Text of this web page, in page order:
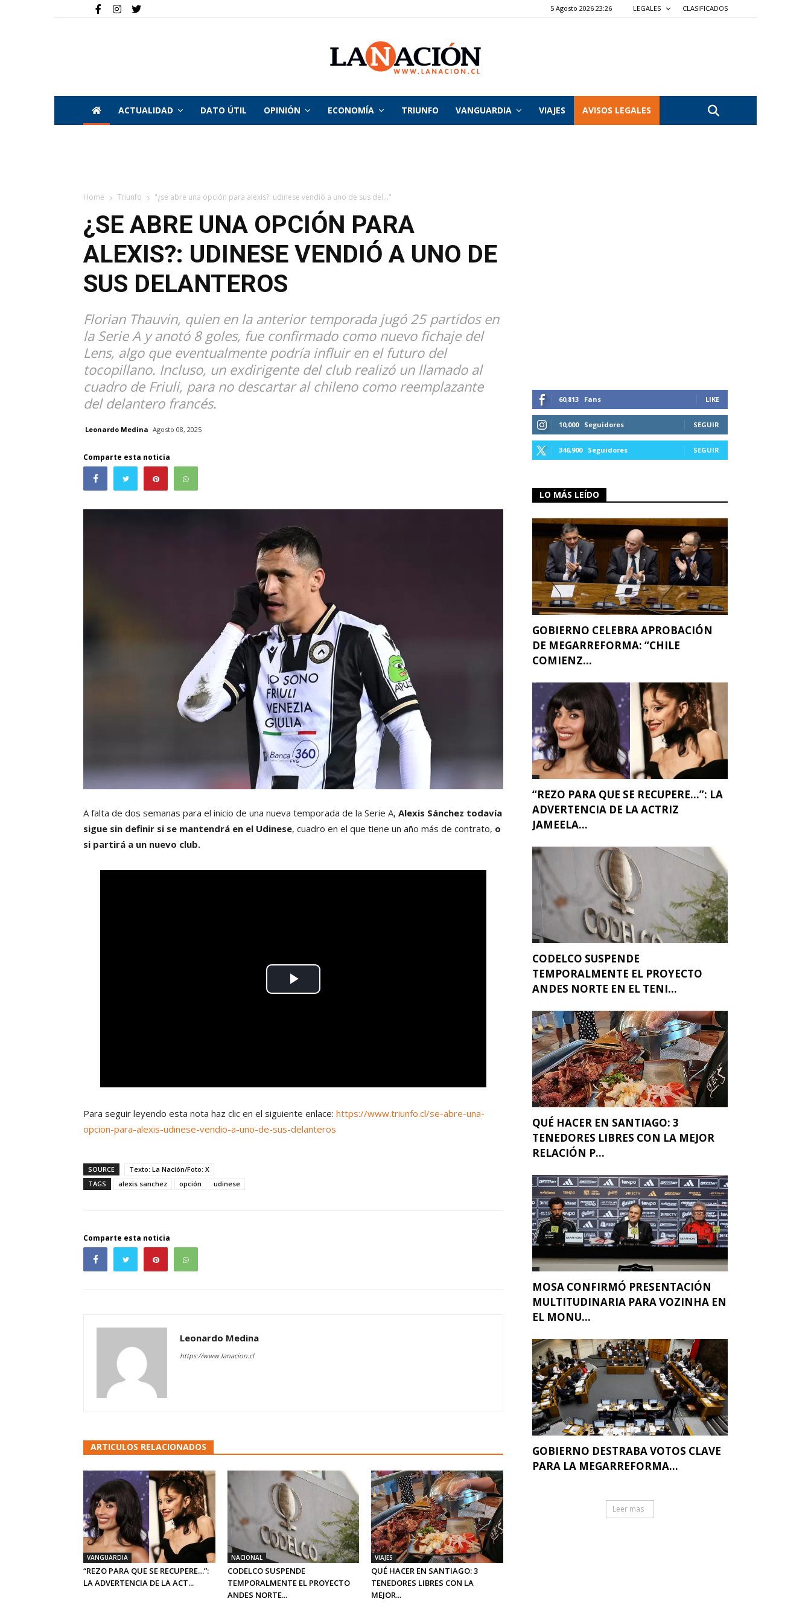
5 Agosto 2026 23:26 LEGALES CLASIFICADOS
La
ACTUALIDAD DATO ÚTIL OPINIÓN ECONOMÍA TRIUNFO VANGUARDIA VIAJES AVISOS LEGALES
Home Triunfo "¿se abre una opción para alexis?: udinese vendió a uno de sus del..."
¿SE ABRE UNA OPCIÓN PARA
ALEXIS?: UDINESE VENDIÓ A UNO DE
SUS DELANTEROS
Florian Thauvin, quien en la anterior temporada jugó 25 partidos en
la Serie A y anotó 8 goles, fue confirmado como nuevo fichaje del
Lens, algo que eventualmente podría influir en el futuro del
tocopillano. Incluso, un exdirigente del club realizó un llamado al
cuadro de Friuli, para no descartar al chileno como reemplazante
del delantero francés.
Leonardo Medina Agosto 08, 2025
Comparte esta noticia
A falta de dos semanas para el inicio de una nueva temporada de la Serie A, Alexis Sánchez todavía
sigue sin definir si se mantendrá en el Udinese, cuadro en el que tiene un año más de contrato, o
si partirá a un nuevo club.
Para seguir leyendo esta nota haz clic en el siguiente enlace: https://www.triunfo.cl/se-abre-una-
opcion-para-alexis-udinese-vendio-a-uno-de-sus-delanteros
SOURCE
Texto: La Nación/Foto: X
TAGS
alexis sanchez opción udinese
Comparte esta noticia
Leonardo Medina
https://www.lanacion.cl
ARTICULOS RELACIONADOS
VANGUARDIA
“REZO PARA QUE SE RECUPERE…”:
LA ADVERTENCIA DE LA ACT...
NACIONAL
CODELCO SUSPENDE
TEMPORALMENTE EL PROYECTO
ANDES NORTE...
VIAJES
QUÉ HACER EN SANTIAGO: 3
TENEDORES LIBRES CON LA
MEJOR...
60,813 Fans LIKE
10,000 Seguidores SEGUIR
346,900 Seguidores SEGUIR
LO MÁS LEÍDO
GOBIERNO CELEBRA APROBACIÓN
DE MEGARREFORMA: “CHILE
COMIENZ...
“REZO PARA QUE SE RECUPERE…”: LA
ADVERTENCIA DE LA ACTRIZ
JAMEELA...
CODELCO SUSPENDE
TEMPORALMENTE EL PROYECTO
ANDES NORTE EN EL TENI...
QUÉ HACER EN SANTIAGO: 3
TENEDORES LIBRES CON LA MEJOR
RELACIÓN P...
MOSA CONFIRMÓ PRESENTACIÓN
MULTITUDINARIA PARA VOZINHA EN
EL MONU...
GOBIERNO DESTRABA VOTOS CLAVE
PARA LA MEGARREFORMA...
Leer mas